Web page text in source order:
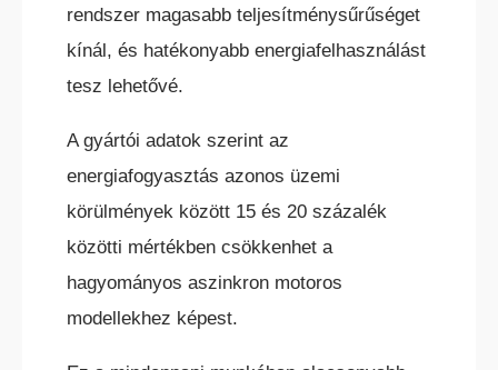
rendszer magasabb teljesítménysűrűséget
kínál, és hatékonyabb energiafelhasználást
tesz lehetővé.
A gyártói adatok szerint az
energiafogyasztás azonos üzemi
körülmények között 15 és 20 százalék
közötti mértékben csökkenhet a
hagyományos aszinkron motoros
modellekhez képest.